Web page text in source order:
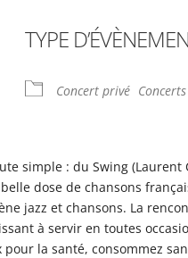
TYPE
Concert privé Concerts
simple : du Swing
dose de chansons
jazz et chansons. La
à servir en toutes
pour la santé, consommez